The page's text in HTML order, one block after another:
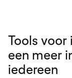
Tools voor
een meer
iedereen